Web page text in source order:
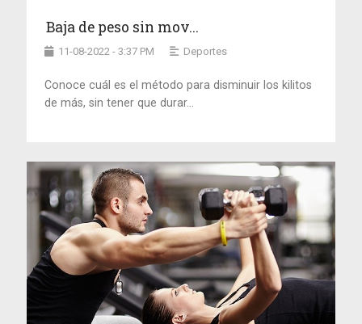
Baja de peso sin mov...
11-08-2022 - 3:37 PM Deportes
Conoce cuál es el método para disminuir los kilitos
de más, sin tener que durar...